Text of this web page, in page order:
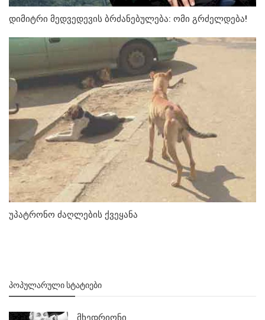
დიმიტრი მედვედევის ბრძანებულება: ომი გრძელდება!
უპატრონო ძაღლების ქვეყანა
ᲞᲝᲞᲣᲚᲐᲠᲣᲚᲘ ᲡᲢᲐᲢᲘᲔᲑᲘ
მხედრიონი